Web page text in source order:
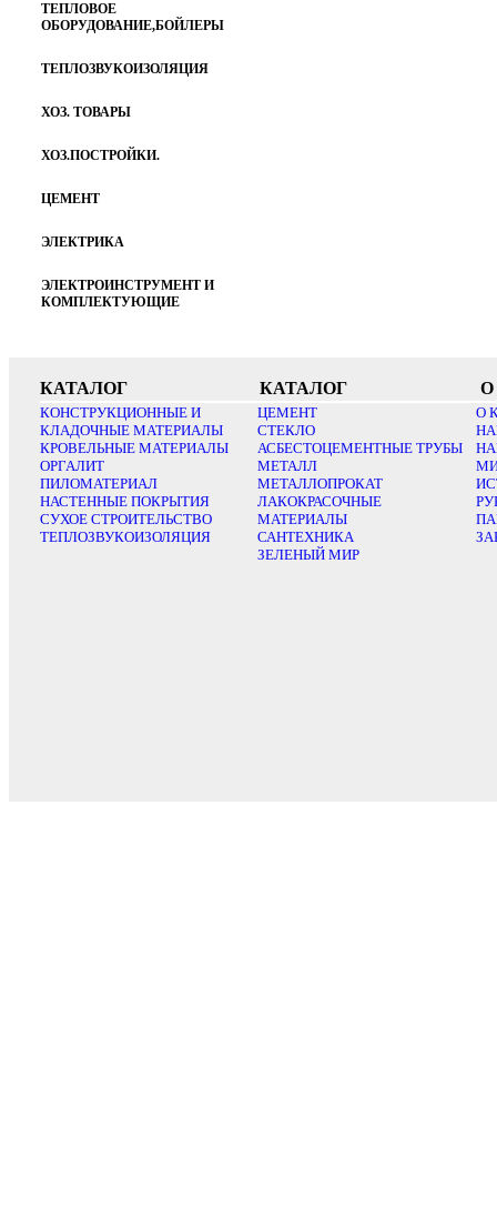
ТЕПЛОВОЕ
ОБОРУДОВАНИЕ,БОЙЛЕРЫ
ТЕПЛОЗВУКОИЗОЛЯЦИЯ
ХОЗ. ТОВАРЫ
ХОЗ.ПОСТРОЙКИ.
ЦЕМЕНТ
ЭЛЕКТРИКА
ЭЛЕКТРОИНСТРУМЕНТ И
КОМПЛЕКТУЮЩИЕ
КАТАЛОГ КАТАЛОГ О
КОНСТРУКЦИОННЫЕ И
КЛАДОЧНЫЕ МАТЕРИАЛЫ
КРОВЕЛЬНЫЕ МАТЕРИАЛЫ
ОРГАЛИТ
ПИЛОМАТЕРИАЛ
НАСТЕННЫЕ ПОКРЫТИЯ
СУХОЕ СТРОИТЕЛЬСТВО
ТЕПЛОЗВУКОИЗОЛЯЦИЯ
ЦЕМЕНТ
СТЕКЛО
АСБЕСТОЦЕМЕНТНЫЕ ТРУБЫ
МЕТАЛЛ
МЕТАЛЛОПРОКАТ
ЛАКОКРАСОЧНЫЕ
МАТЕРИАЛЫ
САНТЕХНИКА
ЗЕЛЕНЫЙ МИР
О